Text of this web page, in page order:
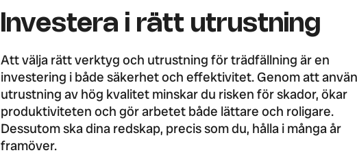
Investera i rätt utrustning
Att välja rätt verktyg och utrustning för trädfällning är en
investering i både säkerhet och effektivitet. Genom att
utrustning av hög kvalitet minskar du risken för skador, ökar
produktiviteten och gör arbetet både lättare och roligare.
Dessutom ska dina redskap, precis som du, hålla i många år
framöver.